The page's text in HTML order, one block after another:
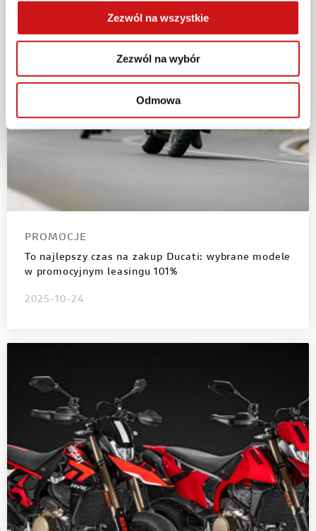
Zezwól na wszystkie
Zezwól na wybór
Odmowa
PROMOCJE
To najlepszy czas na zakup Ducati: wybrane modele
w promocyjnym leasingu 101%
2025-10-24